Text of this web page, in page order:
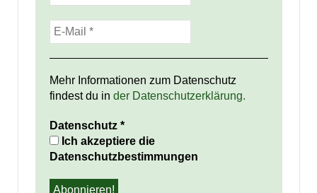
Mehr Informationen zum Datenschutz
findest du in der Datenschutzerklärung.
Datenschutz *
Ich akzeptiere die
Datenschutzbestimmungen